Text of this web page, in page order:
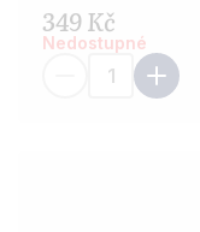
349 Kč
Nedostupné